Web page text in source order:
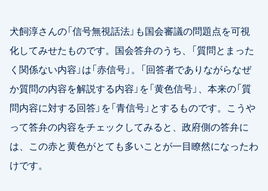
犬飼淳さんの「信号無視話法」も国会審議の問題点を可視
化してみせたものです。国会答弁のうち、「質問とまった
く関係ない内容」は「赤信号」。「回答者でありながらなぜ
か質問の内容を解説する内容」を「黄色信号」、本来の「質
問内容に対する回答」を「青信号」とするものです。こうや
って答弁の内容をチェックしてみると、政府側の答弁に
は、この赤と黄色がとても多いことが一目瞭然になったわ
けです。